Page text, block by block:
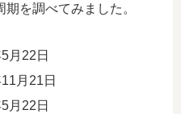
を調べてみました。
月22日
月21日
月22日